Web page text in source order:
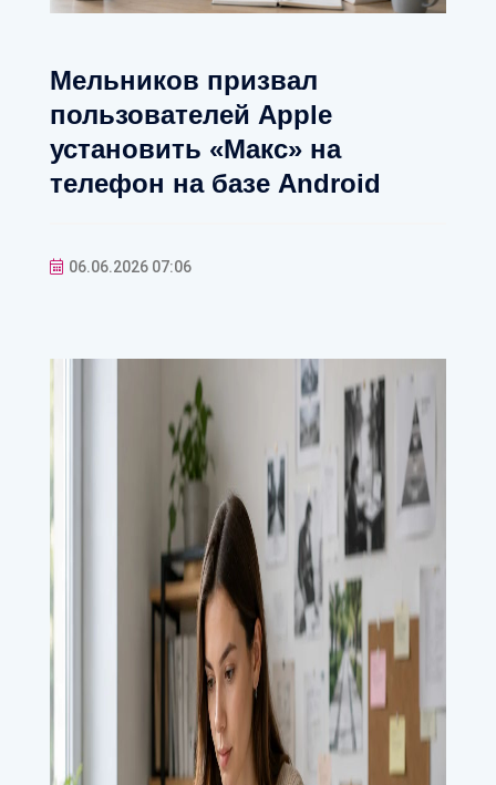
Мельников призвал
пользователей Apple
установить «Макс» на
телефон на базе Android
06.06.2026 07:06